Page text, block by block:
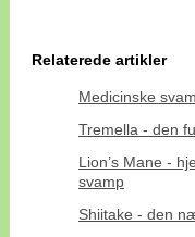
Relaterede artikler
Medicinske
Tremella - den
Lion’s Mane -
svamp
Shiitake - den